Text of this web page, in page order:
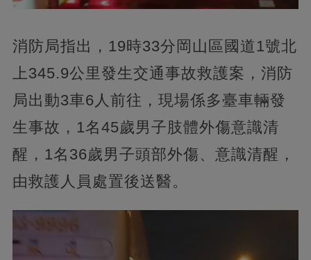
消防局指出，19時33分岡山區國道1號北
上345.9公里發生交通事故救護案，消防
局出動3車6人前往，現場係多臺車輛發
生事故，1名45歲男子肢體外傷意識清
醒，1名36歲男子頭部外傷、意識清醒，
由救護人員處置後送醫。